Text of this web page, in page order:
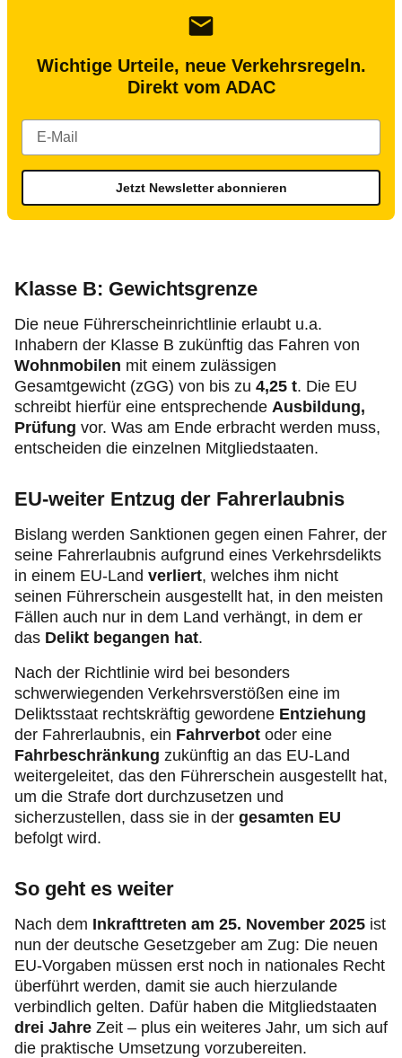
Wichtige Urteile, neue Verkehrsregeln.
Direkt vom ADAC
Jetzt Newsletter abonnieren
Klasse B: Gewichtsgrenze
Die neue Führerscheinrichtlinie erlaubt u.a.
Inhabern der Klasse B zukünftig das Fahren von
Wohnmobilen mit einem zulässigen
Gesamtgewicht (zGG) von bis zu 4,25 t. Die EU
schreibt hierfür eine entsprechende Ausbildung,
Prüfung vor. Was am Ende erbracht werden muss,
entscheiden die einzelnen Mitgliedstaaten.
EU-weiter Entzug der Fahrerlaubnis
Bislang werden Sanktionen gegen einen Fahrer, der
seine Fahrerlaubnis aufgrund eines Verkehrsdelikts
in einem EU-Land verliert, welches ihm nicht
seinen Führerschein ausgestellt hat, in den meisten
Fällen auch nur in dem Land verhängt, in dem er
das Delikt begangen hat.
Nach der Richtlinie wird bei besonders
schwerwiegenden Verkehrsverstößen eine im
Deliktsstaat rechtskräftig gewordene Entziehung
der Fahrerlaubnis, ein Fahrverbot oder eine
Fahrbeschränkung zukünftig an das EU-Land
weitergeleitet, das den Führerschein ausgestellt hat,
um die Strafe dort durchzusetzen und
sicherzustellen, dass sie in der gesamten EU
befolgt wird.
So geht es weiter
Nach dem Inkrafttreten am 25. November 2025 ist
nun der deutsche Gesetzgeber am Zug: Die neuen
EU-Vorgaben müssen erst noch in nationales Recht
überführt werden, damit sie auch hierzulande
verbindlich gelten. Dafür haben die Mitgliedstaaten
drei Jahre Zeit – plus ein weiteres Jahr, um sich auf
die praktische Umsetzung vorzubereiten.